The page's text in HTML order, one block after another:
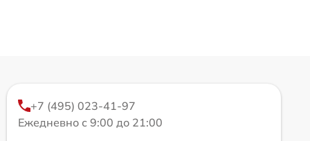
+7 (495) 023-41-97
Ежедневно с 9:00 до 21:00